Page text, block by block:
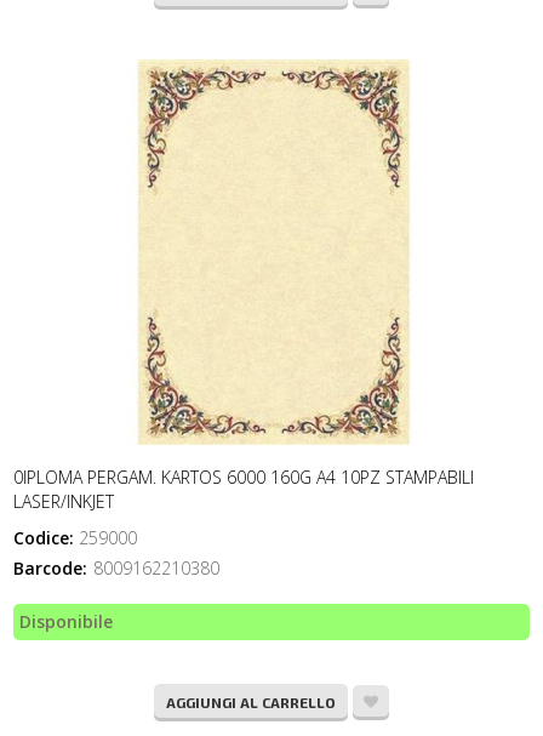
0IPLOMA PERGAM. KARTOS 6000 160G A4 10PZ STAMPABILI
LASER/INKJET
Codice: 259000
Barcode: 8009162210380
Disponibile
AGGIUNGI AL CARRELLO